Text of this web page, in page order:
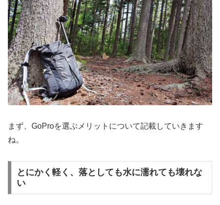
まず、GoProを選ぶメリットについて記載していきます
ね。
とにかく軽く、落としても水に濡れても壊れな
い